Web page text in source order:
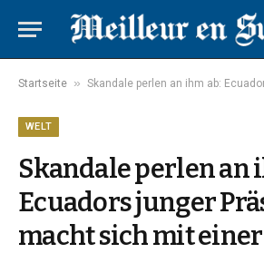
Startseite » Skandale perlen an ihm ab: Ecuadors junger Präsident macht
WELT
Skandale perlen an
Ecuadors junger
macht sich mit